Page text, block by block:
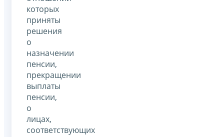
которых
приняты
решения
о
назначении
пенсии,
прекращении
выплаты
пенсии,
о
лицах,
соответствующих